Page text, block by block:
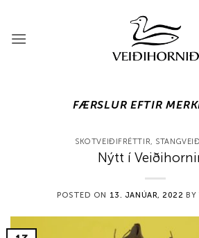
content
FÆRSLUR EFTIR
SKOTVEIÐIFRÉTTIR,
Nýtt í
POSTED ON 13. JANÚAR, 2022 BY